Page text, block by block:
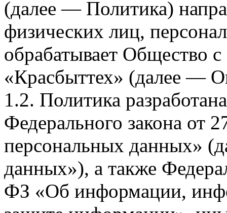
(далее — Политика)
физических лиц,
обрабатывает Общество
«Красбыттех» (далее —
1.2. Политика
Федерального закона
персональных данных»
данных»), а также
ФЗ «Об информации,